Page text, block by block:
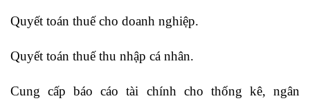
Quyết toán thuế cho doanh nghiệp.
Quyết toán thuế thu nhập cá nhân.
Cung cấp báo cáo tài chính cho thống kê, ngân